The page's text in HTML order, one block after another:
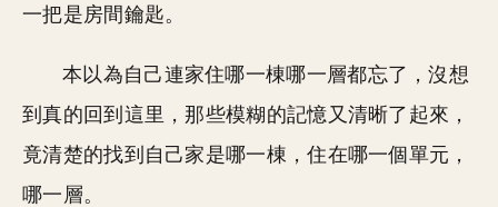
一把是房間鑰匙。
本以為自己連家住哪一棟哪一層都忘了，沒想
到真的回到這里，那些模糊的記憶又清晰了起來，
竟清楚的找到自己家是哪一棟，住在哪一個單元，
哪一層。